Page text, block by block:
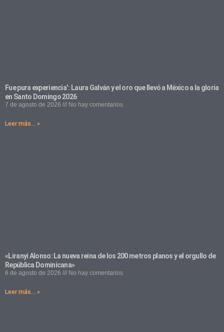
Fue pura experiencia’: Laura Galván y el oro que llevó a México a la gloria
en Santo Domingo 2026
7 de agosto de 2026 No hay comentarios
Leer más... »
«Liranyi Alonso: La nueva reina de los 200 metros planos y el orgullo de
República Dominicana»
6 de agosto de 2026 No hay comentarios
Leer más... »